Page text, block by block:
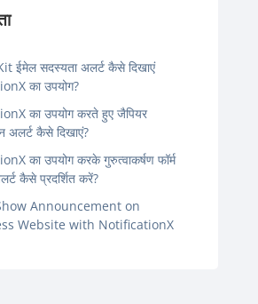
ईमेल सदस्यता अलर्ट कैसे दिखाएं
का उपयोग?
का उपयोग करते हुए जैपियर
अलर्ट कैसे दिखाएं?
का उपयोग करके गुरुत्वाकर्षण फॉर्म
कैसे प्रदर्शित करें?
Announcement on
Website with NotificationX